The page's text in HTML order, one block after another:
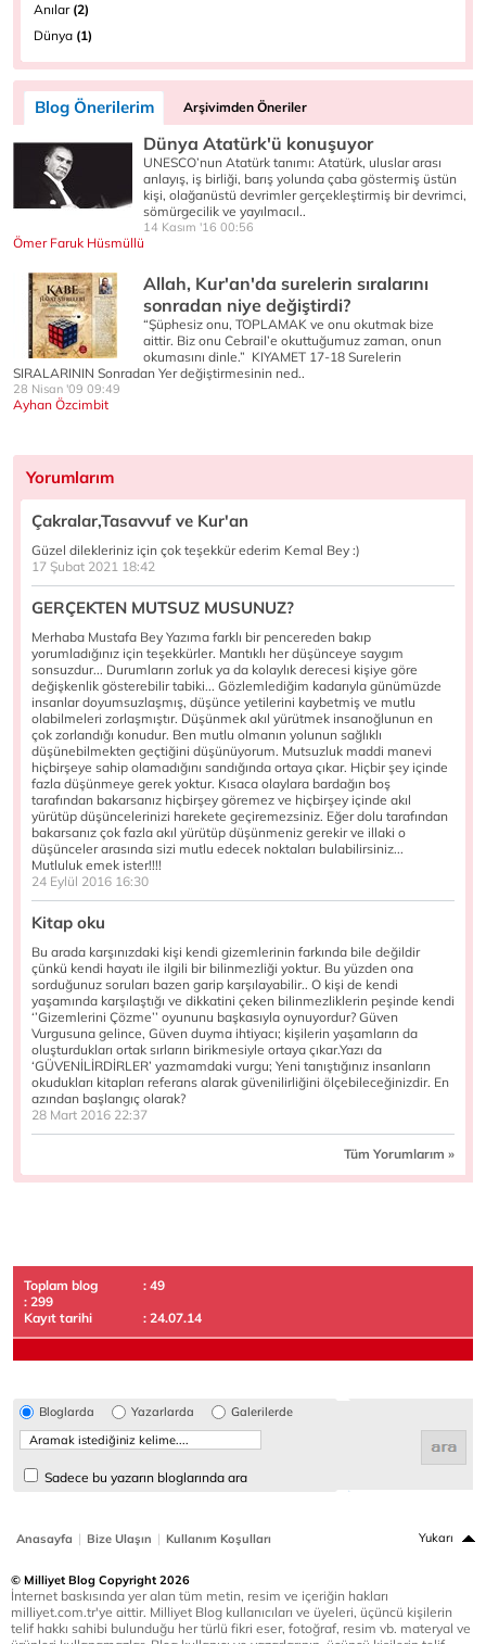
Anılar(2)
Dünya (1)
Blog Önerilerim Arşivimden Öneriler
Dünya Atatürk'ü konuşuyor
UNESCO’nun Atatürk tanımı: Atatürk, uluslar arası
anlayış, iş birliği, barış yolunda çaba göstermiş üstün
kişi, olağanüstü devrimler gerçekleştirmiş bir devrimci,
sömürgecilik ve yayılmacıl..
14 Kasım '16 00:56
Ömer Faruk Hüsmüllü
Allah, Kur'an'da surelerin sıralarını
sonradan niye değiştirdi?
“Şüphesiz onu, TOPLAMAK ve onu okutmak bize
aittir. Biz onu Cebrail’e okuttuğumuz zaman, onun
okumasını dinle.” KIYAMET 17-18 Surelerin
SIRALARININ Sonradan Yer değiştirmesinin ned..
28 Nisan '09 09:49
Ayhan Özcimbit
Yorumlarım
Çakralar,Tasavvuf ve Kur'an
Güzel dilekleriniz için çok teşekkür ederim Kemal Bey :)
17 Şubat 2021 18:42
GERÇEKTEN MUTSUZ MUSUNUZ?
Merhaba Mustafa Bey Yazıma farklı bir pencereden bakıp
yorumladığınız için teşekkürler. Mantıklı her düşünceye saygım
sonsuzdur... Durumların zorluk ya da kolaylık derecesi kişiye göre
değişkenlik gösterebilir tabiki... Gözlemlediğim kadarıyla günümüzde
insanlar doyumsuzlaşmış, düşünce yetilerini kaybetmiş ve mutlu
olabilmeleri zorlaşmıştır. Düşünmek akıl yürütmek insanoğlunun en
çok zorlandığı konudur. Ben mutlu olmanın yolunun sağlıklı
düşünebilmekten geçtiğini düşünüyorum. Mutsuzluk maddi manevi
hiçbirşeye sahip olamadığını sandığında ortaya çıkar. Hiçbir şey içinde
fazla düşünmeye gerek yoktur. Kısaca olaylara bardağın boş
tarafından bakarsanız hiçbirşey göremez ve hiçbirşey içinde akıl
yürütüp düşüncelerinizi harekete geçiremezsiniz. Eğer dolu tarafından
bakarsanız çok fazla akıl yürütüp düşünmeniz gerekir ve illaki o
düşünceler arasında sizi mutlu edecek noktaları bulabilirsiniz...
Mutluluk emek ister!!!!
24 Eylül 2016 16:30
Kitap oku
Bu arada karşınızdaki kişi kendi gizemlerinin farkında bile değildir
çünkü kendi hayatı ile ilgili bir bilinmezliği yoktur. Bu yüzden ona
sorduğunuz soruları bazen garip karşılayabilir.. O kişi de kendi
yaşamında karşılaştığı ve dikkatini çeken bilinmezliklerin peşinde kendi
‘’Gizemlerini Çözme’’ oyununu başkasıyla oynuyordur? Güven
Vurgusuna gelince, Güven duyma ihtiyacı; kişilerin yaşamların da
oluşturdukları ortak sırların birikmesiyle ortaya çıkar.Yazı da
‘GÜVENİLİRDİRLER’ yazmamdaki vurgu; Yeni tanıştığınız insanların
okudukları kitapları referans alarak güvenilirliğini ölçebileceğinizdir. En
azından başlangıç olarak?
28 Mart 2016 22:37
Tüm Yorumlarım »
Toplam blog
: 49
: 299
Kayıt tarihi
: 24.07.14
Bloglarda Yazarlarda Galerilerde
Sadece bu yazarın bloglarında ara
Anasayfa | Bize Ulaşın | Kullanım Koşulları Yukarı
© Milliyet Blog Copyright 2026
İnternet baskısında yer alan tüm metin, resim ve içeriğin hakları
milliyet.com.tr'ye aittir. Milliyet Blog kullanıcıları ve üyeleri, üçüncü kişilerin
telif hakkı sahibi bulunduğu her türlü fikri eser, fotoğraf, resim vb. materyal ve